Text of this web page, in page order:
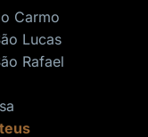
Carmo
Lucas
Rafael